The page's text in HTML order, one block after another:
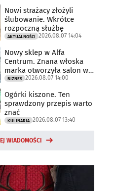
Nowi strażacy złożyli
ślubowanie. Wkrótce
rozpoczną służbę
AKTUALNOŚCI 2026.08.07 14:04
Nowy sklep w Alfa
Centrum. Znana włoska
marka otworzyła salon w
Białymstoku
BIZNES 2026.08.07 14:00
Ogórki kiszone. Ten
sprawdzony przepis warto
znać
KULINARIA 2026.08.07 13:40
WIADOMOŚCI